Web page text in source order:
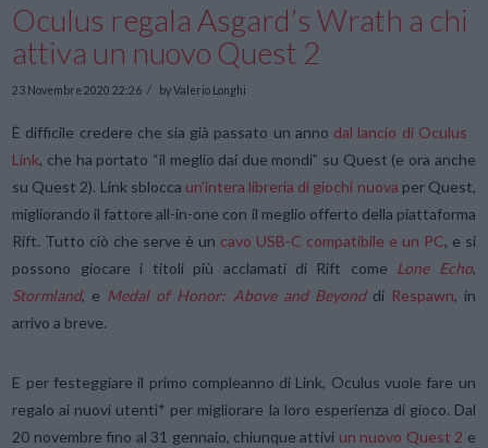
Oculus regala Asgard’s Wrath a chi
attiva un nuovo Quest 2
23 Novembre 2020 22:26 by Valerio Longhi
È difficile credere che sia già passato un anno dal lancio di Oculus
Link, che ha portato “il meglio dai due mondi” su Quest (e ora anche
su Quest 2). Link sblocca un’intera libreria di giochi nuova per Quest,
migliorando il fattore all-in-one con il meglio offerto della piattaforma
Rift. Tutto ciò che serve è un cavo USB-C compatibile e un PC, e si
possono giocare i titoli più acclamati di Rift come Lone Echo,
Stormland, e Medal of Honor: Above and Beyonddi Respawn, in
arrivo a breve.
E per festeggiare il primo compleanno di Link, Oculus vuole fare un
regalo ai nuovi utenti* per migliorare la loro esperienza di gioco. Dal
20 novembre fino al 31 gennaio, chiunque attivi un nuovo Quest 2 e